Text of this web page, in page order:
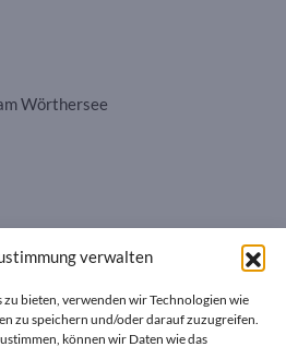
verwalten
bieten, verwenden wir Technologien wie
zu speichern und/oder darauf zuzugreifen.
können wir Daten wie das
Wörthersee